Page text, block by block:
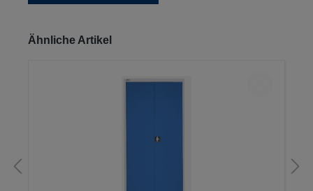
Produktgalerie überspringen
Ähnliche Artikel